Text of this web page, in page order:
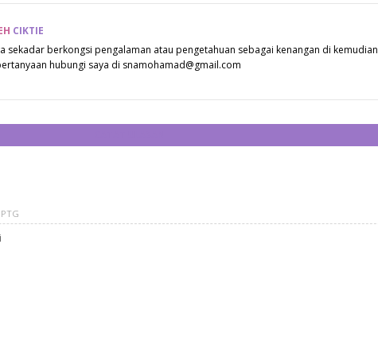
CIKTIE
sekadar berkongsi pengalaman atau pengetahuan sebagai kenangan di kemudian
hubungi saya di snamohamad@gmail.com